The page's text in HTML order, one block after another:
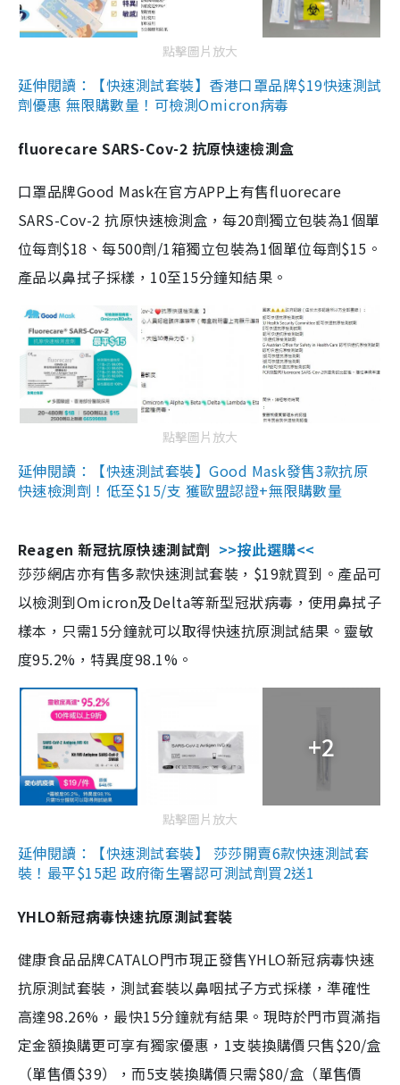
點擊圖片放大
延伸閱讀：【快速測試套裝】香港口罩品牌$19快速測試
劑優惠 無限購數量！可檢測Omicron病毒
fluorecare SARS-Cov-2 抗原快速檢測盒
口罩品牌Good Mask在官方APP上有售fluorecare
SARS-Cov-2 抗原快速檢測盒，每20劑獨立包裝為1個單
位每劑$18、每500劑/1箱獨立包裝為1個單位每劑$15。
產品以鼻拭子採樣，10至15分鐘知結果。
點擊圖片放大
延伸閱讀：【快速測試套裝】Good Mask發售3款抗原
快速檢測劑！低至$15/支 獲歐盟認證+無限購數量
Reagen 新冠抗原快速測試劑 >>按此選購<<
莎莎網店亦有售多款快速測試套裝，$19就買到。產品可
以檢測到Omicron及Delta等新型冠狀病毒，使用鼻拭子
樣本，只需15分鐘就可以取得快速抗原測試結果。靈敏
度95.2%，特異度98.1%。
+2
點擊圖片放大
延伸閱讀：【快速測試套裝】 莎莎開賣6款快速測試套
裝！最平$15起 政府衛生署認可測試劑買2送1
YHLO新冠病毒快速抗原測試套裝
健康食品品牌CATALO門市現正發售YHLO新冠病毒快速
抗原測試套裝，測試套裝以鼻咽拭子方式採樣，準確性
高達98.26%，最快15分鐘就有結果。現時於門市買滿指
定金額換購更可享有獨家優惠，1支裝換購價只售$20/盒
（單售價$39），而5支裝換購價只需$80/盒（單售價